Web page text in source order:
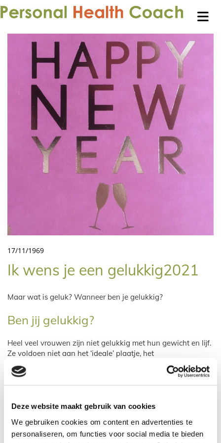
Deze website maakt gebruik van cookies
We gebruiken cookies om content en advertenties te
personaliseren, om functies voor social media te bieden
17/11/1969
Ik wens je een gelukkig2021
Maar wat is geluk? Wanneer ben je gelukkig?
Ben jij gelukkig?
Heel veel vrouwen zijn niet gelukkig met hun gewicht en lijf.
Ze voldoen niet aan het ‘ideale’ plaatje, het
schoonheidsideaal wat we dagelijks via allerlei sociale
mediakanalen te zien krijgen. Ze voeren een jarenlange strijd
tegen de kilo’s en hebben een haat-liefde verhouding met
Ik denk dat dit heel herkenbaar is.
Zolang jij jezelf dwingt in een keurslijf van het najagen van